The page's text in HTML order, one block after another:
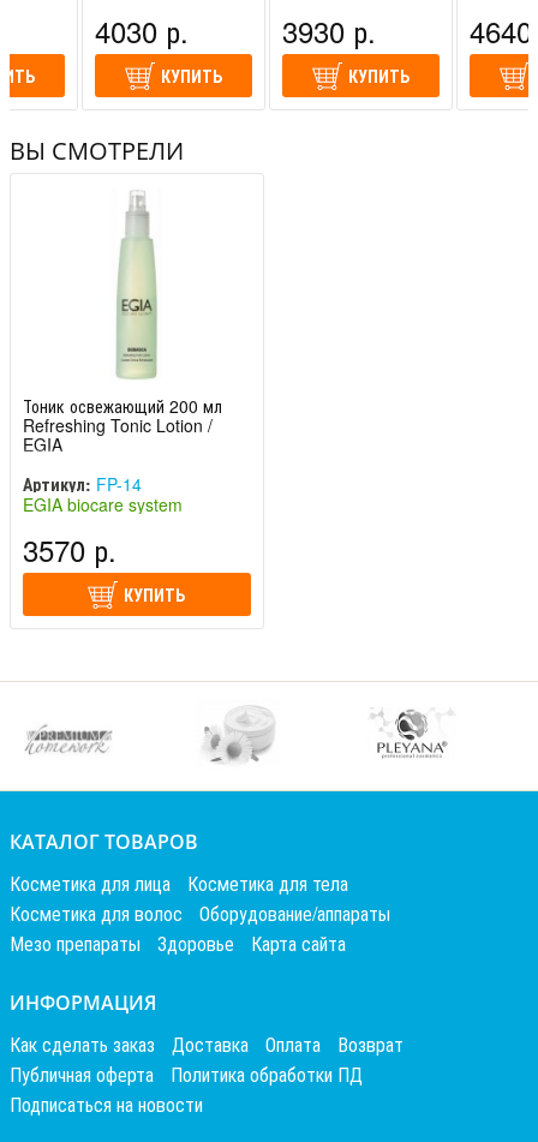
4030 р.
КУПИТЬ
3930 р.
КУПИТЬ
ВЫ СМОТРЕЛИ
Тоник освежающий 200 мл
Refreshing Tonic Lotion /
EGIA
Артикул: FP-14
EGIA biocare system
3570 р.
КУПИТЬ
КАТАЛОГ ТОВАРОВ
Косметика для лица
Косметика для тела
Косметика для волос
Оборудование/аппараты
Мезо препараты
Здоровье Карта сайта
ИНФОРМАЦИЯ
Как сделать заказ Доставка Оплата
Возврат
Публичная оферта
Политика обработки ПД
Подписаться на новости